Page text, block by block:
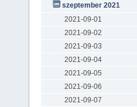
szeptember 2021
2021-09-01
2021-09-02
2021-09-03
2021-09-04
2021-09-05
2021-09-06
2021-09-07